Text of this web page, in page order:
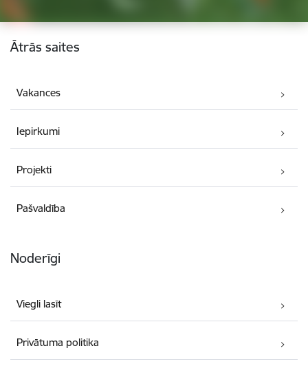
Kājene
Ātrās saites
Vakances
Iepirkumi
Projekti
Pašvaldība
Noderīgi
Viegli lasīt
Privātuma politika